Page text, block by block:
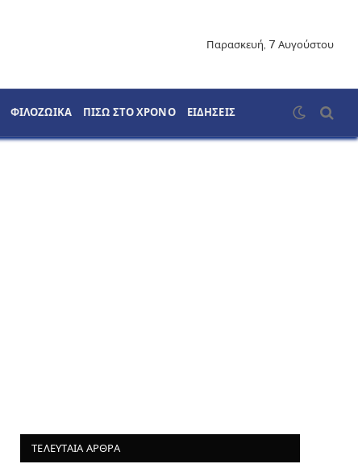
Παρασκευή, 7 Αυγούστου
ΦΙΛΟΖΩΙΚΑ ΠΙΣΩ ΣΤΟ ΧΡΟΝΟ ΕΙΔΗΣΕΙΣ
ΤΕΛΕΥΤΑΙΑ ΑΡΘΡΑ